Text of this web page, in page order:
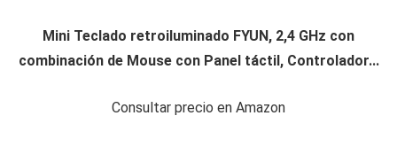
Mini Teclado retroiluminado FYUN, 2,4 GHz con
combinación de Mouse con Panel táctil, Controlador...
Consultar precio en Amazon